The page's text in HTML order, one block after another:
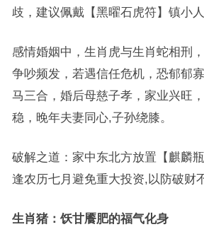
歧，建议佩戴【黑曜石虎符】镇小人
感情婚姻中，生肖虎与生肖蛇相刑
争吵频发，若遇信任危机，恐郁郁
马三合，婚后母慈子孝，家业兴旺
稳，晚年夫妻同心,子孙绕膝。
破解之道：家中东北方放置【麒麟
逢农历七月避免重大投资,以防破财
生肖猪：饫甘餍肥的福气化身